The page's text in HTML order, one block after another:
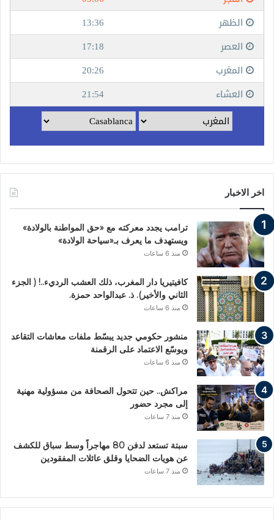
اخر الاخبار
ترامب يجدد معركته مع «حق المواطنة بالولادة»
ويستهدف ما يعرف بـ«سياحة الولادة»
منذ 6 ساعات
كافيتيريا دار المغرب، ذلك العشب الرديء..! ( الجزء
الثاني والأخير). ذ. عبدالواحد حمزة.
منذ 6 ساعات
منشور حكومي جديد يبسّط ملفات معاشات التقاعد
ويوسّع الاعتماد على الرقمنة
منذ 6 ساعات
مراكش.. حين تتحول الصحافة من مسؤولية مهنية
إلى مجرد حضور
منذ 7 ساعات
سبتة تستعد لدفن 80 مهاجراً وسط سباق للكشف
عن هويات الضحايا وقلق عائلات المفقودين
منذ 7 ساعات